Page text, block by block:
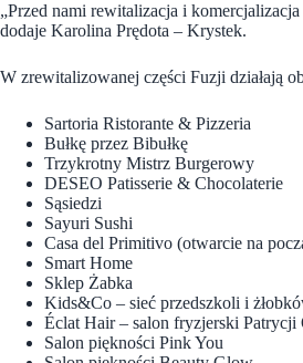
„Przed nami rewitalizacja i
dodaje Karolina Prędota – Krystek.
W zrewitalizowanej części Fuzji działają
Sartoria Ristorante & Pizzeria
Bułkę przez Bibułkę
Trzykrotny Mistrz Burgerowy
DESEO Patisserie & Chocolaterie
Sąsiedzi
Sayuri Sushi
Casa del Primitivo (otwarcie na
Smart Home
Sklep Żabka
Kids&Co – sieć przedszkoli i
Éclat Hair – salon fryzjerski
Salon piękności Pink You